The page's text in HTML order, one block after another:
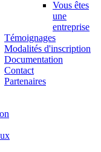
Vous êtes
une
entreprise
Témoignages
Modalités d'inscription
Documentation
Contact
Partenaires